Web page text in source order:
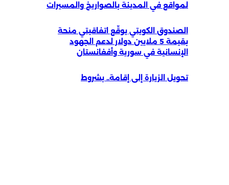
لمواقع في المدينة بالصواريخ والمسيرات
الصندوق الكويتي يوقّع اتفاقيتي منحة
بقيمة 5 ملايين دولار لدعم الجهود
الإنسانية في سورية وأفغانستان
تحويل الزيارة إلى إقامة.. بشروط